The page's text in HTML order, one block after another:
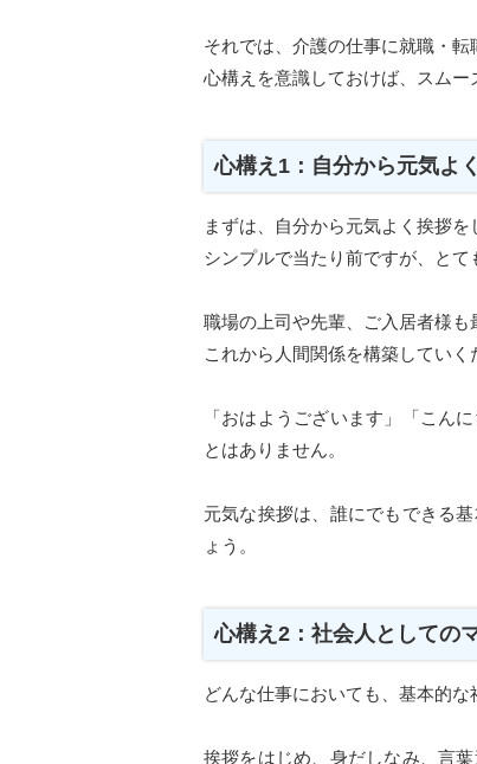
それでは、介護の仕事に就職・転
心構えを意識しておけば、スムー
心構え1：自分から元気よ
まずは、自分から元気よく挨拶を
シンプルで当たり前ですが、とて
職場の上司や先輩、ご入居者様も
これから人間関係を構築していく
「おはようございます」「こん
とはありません。
元気な挨拶は、誰にでもできる
ょう。
心構え2：社会人としての
どんな仕事においても、基本的な
挨拶をはじめ、身だしなみ、言